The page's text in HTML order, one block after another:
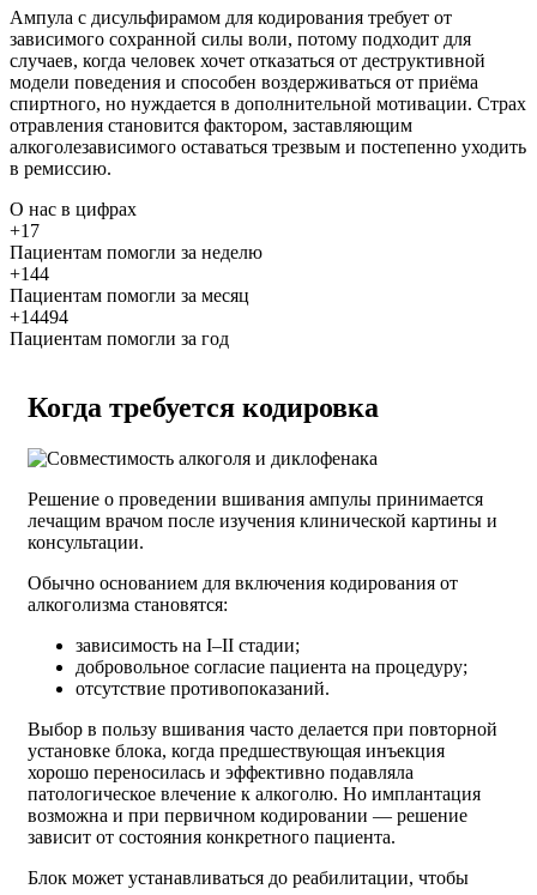
Ампула с дисульфирамом для кодирования требует от
зависимого сохранной силы воли, потому подходит для
случаев, когда человек хочет отказаться от деструктивной
модели поведения и способен воздерживаться от приёма
спиртного, но нуждается в дополнительной мотивации. Страх
отравления становится фактором, заставляющим
алкоголезависимого оставаться трезвым и постепенно уходить
в ремиссию.
О нас в цифрах
+17
Пациентам помогли за неделю
+144
Пациентам помогли за месяц
+14494
Пациентам помогли за год
Когда требуется кодировка
Решение о проведении вшивания ампулы принимается
лечащим врачом после изучения клинической картины и
консультации.
Обычно основанием для включения кодирования от
алкоголизма становятся:
зависимость на I–II стадии;
добровольное согласие пациента на процедуру;
отсутствие противопоказаний.
Выбор в пользу вшивания часто делается при повторной
установке блока, когда предшествующая инъекция
хорошо переносилась и эффективно подавляла
патологическое влечение к алкоголю. Но имплантация
возможна и при первичном кодировании — решение
зависит от состояния конкретного пациента.
Блок может устанавливаться до реабилитации, чтобы